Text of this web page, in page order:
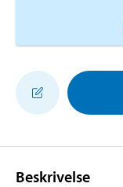
Beskrivelse